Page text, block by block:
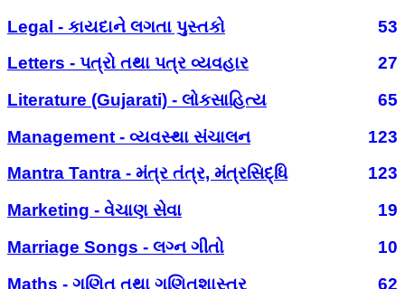
Legal - કાયદાને લગતા પુસ્તકો
53
Letters - પત્રો તથા પત્ર વ્યવહાર
27
Literature (Gujarati) - લોકસાહિત્ય
65
Management - વ્યવસ્થા સંચાલન
123
Mantra Tantra - મંત્ર તંત્ર, મંત્રસિદ્ધિ
123
Marketing - વેચાણ સેવા
19
Marriage Songs - લગ્ન ગીતો
10
Maths - ગણિત તથા ગણિતશાસ્ત્ર
62